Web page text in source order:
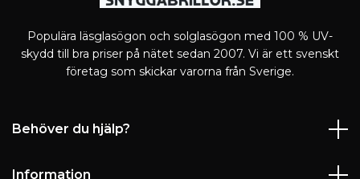
Populära läsglasögon och solglasögon med 100 % UV-
skydd till bra priser på nätet sedan 2007. Vi är ett svenskt
företag som skickar varorna från Sverige.
Behöver du hjälp?
Information